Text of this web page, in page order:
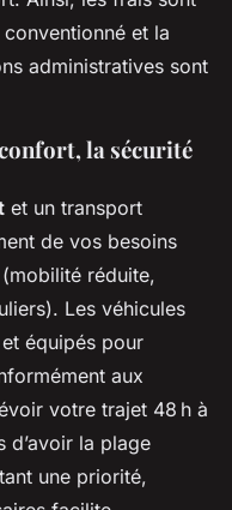
et la
administratives sont
la sécurité
et un transport
de vos besoins
réduite,
Les véhicules
équipés pour
aux
votre trajet 48 h à
d’avoir la plage
une priorité,